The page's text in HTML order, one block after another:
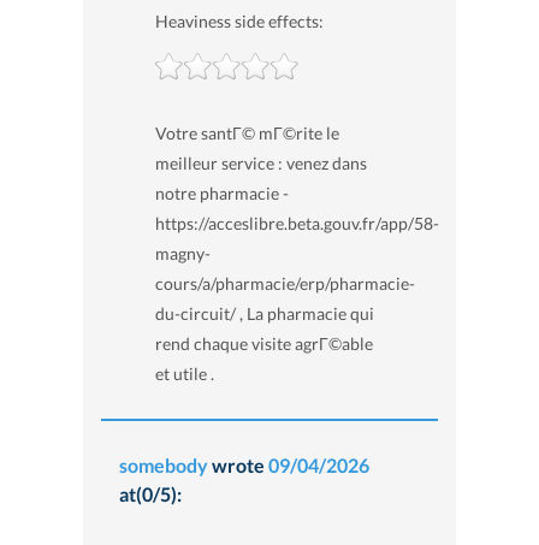
Heaviness side effects:
Votre santГ© mГ©rite le
meilleur service : venez dans
notre pharmacie -
https://acceslibre.beta.gouv.fr/app/58-
magny-
cours/a/pharmacie/erp/pharmacie-
du-circuit/ , La pharmacie qui
rend chaque visite agrГ©able
et utile .
somebodywrote 09/04/2026
at(0/5):